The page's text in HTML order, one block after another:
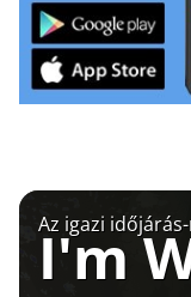
Az igazi
I'm